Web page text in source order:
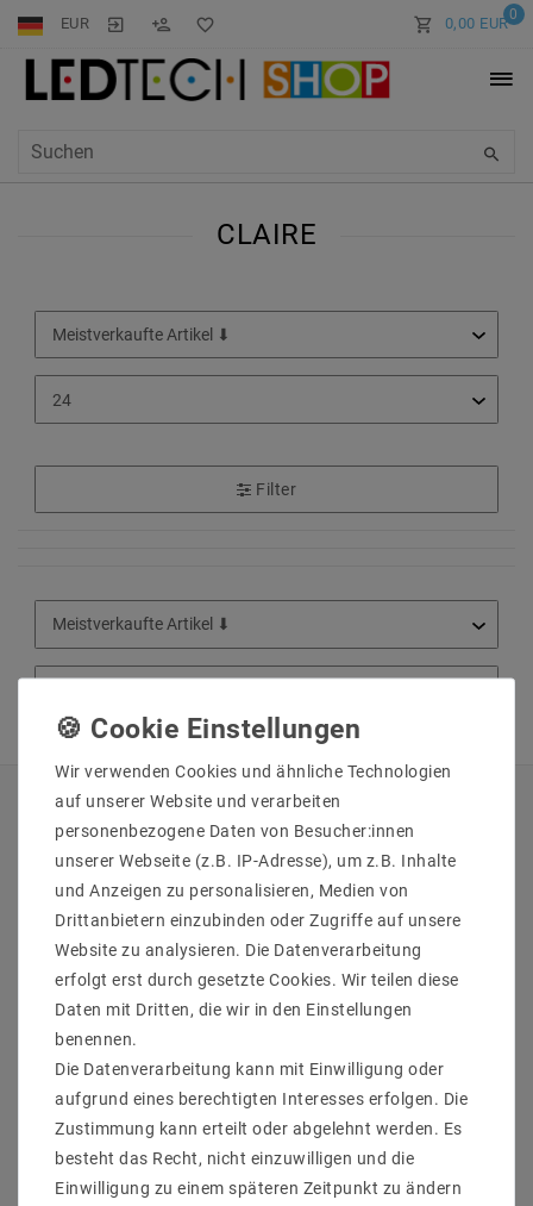
EUR 0
0,00 EUR
CLAIRE
Filter
QUICKLINKS
Ihr Shop-Konto
Barrierefreiheitserklärung
Wir verwenden Cookies und ähnliche Technologien
auf unserer Website und verarbeiten
personenbezogene Daten von Besucher:innen
unserer Webseite (z.B. IP-Adresse), um z.B. Inhalte
und Anzeigen zu personalisieren, Medien von
Drittanbietern einzubinden oder Zugriffe auf unsere
Website zu analysieren. Die Datenverarbeitung
erfolgt erst durch gesetzte Cookies. Wir teilen diese
Daten mit Dritten, die wir in den Einstellungen
benennen.
Die Datenverarbeitung kann mit Einwilligung oder
aufgrund eines berechtigten Interesses erfolgen. Die
Zustimmung kann erteilt oder abgelehnt werden. Es
besteht das Recht, nicht einzuwilligen und die
Einwilligung zu einem späteren Zeitpunkt zu ändern